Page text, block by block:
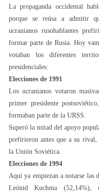
La propaganda occidental
porque se reúsa a admitir
ucranianos rusohablantes
formar parte de Rusia. Hoy
votaban los diferentes
presidenciales:
Elecciones de 1991
Los ucranianos votaron
primer presidente
formaban parte de la URSS.
Superó la mitad del apoyo
prefirieron antes que a su
la Unión Soviética.
Elecciones de 1994
Aquí ya empiezan a notarse las
Leónid Kuchma